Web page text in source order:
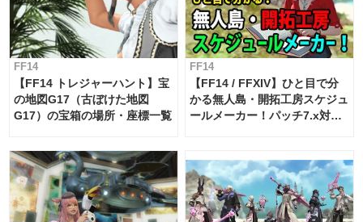
FF14
【FF14 トレジャーハント】宝
の地図G17（古ぼけた地図
G17）の宝箱の場所・座標一覧
FF14
【FF14 / FFXIV】ひと目で分
かる無人島・開拓工房スケジュ
ールメーカー！パッチ7.x対応